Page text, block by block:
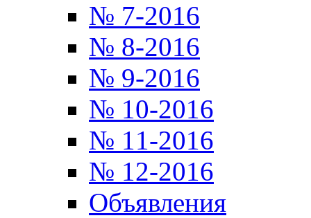
№ 7-2016
№ 8-2016
№ 9-2016
№ 10-2016
№ 11-2016
№ 12-2016
Объявления